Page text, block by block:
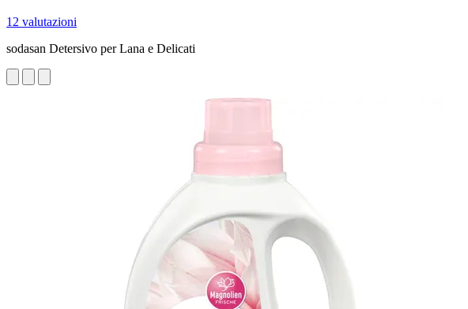
12 valutazioni
sodasan Detersivo per Lana e Delicati